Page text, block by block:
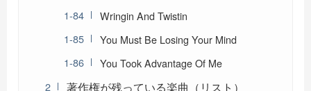
Wringin And Twistin
You Must Be Losing Your Mind
You Took Advantage Of Me
著作権が残っている楽曲（リスト）